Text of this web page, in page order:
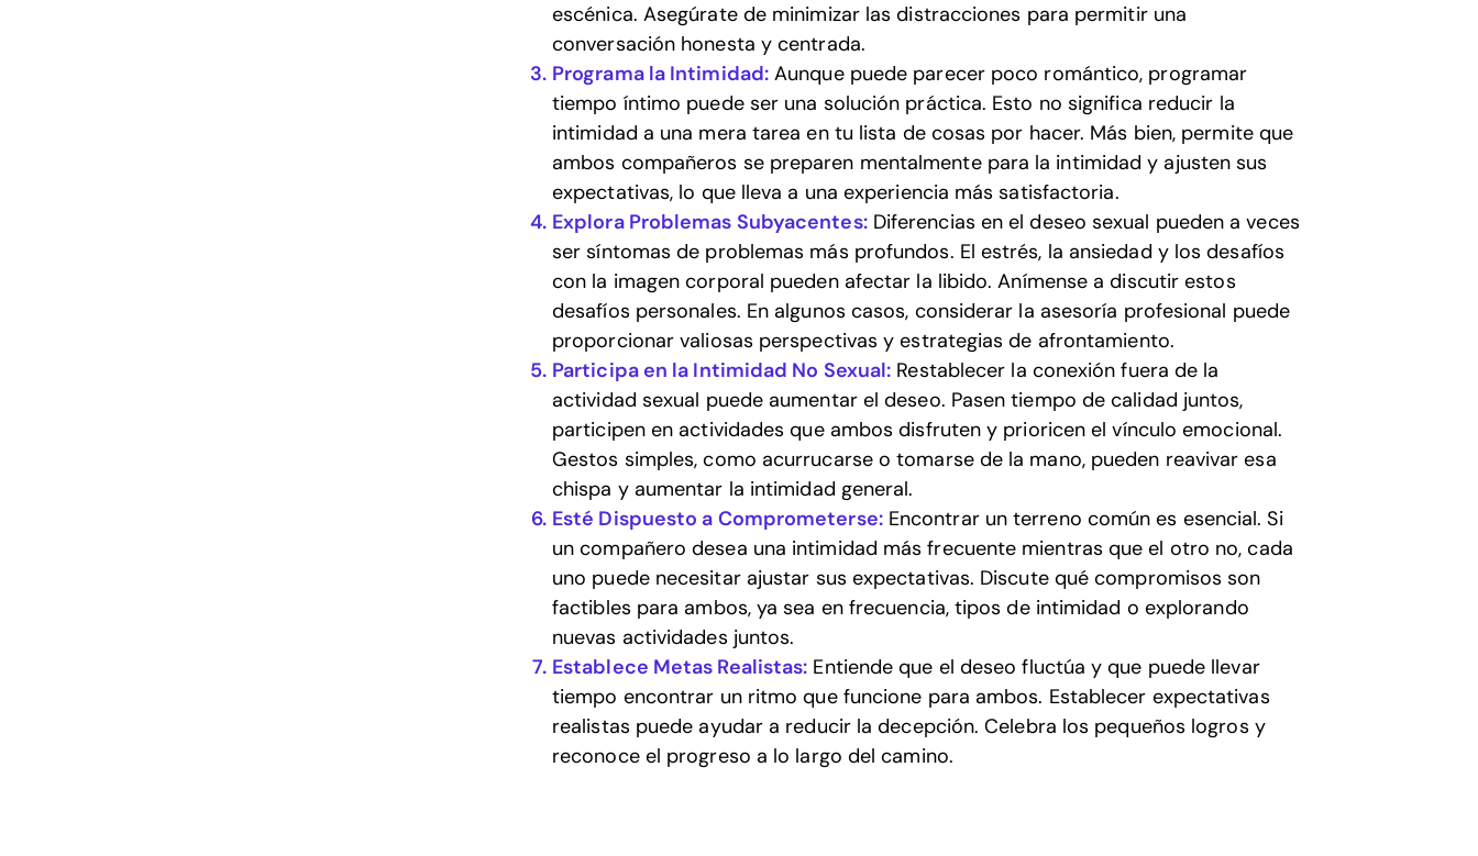
escénica. Asegúrate de minimizar las distracciones para permitir una
conversación honesta y centrada.
Programa la Intimidad:Aunque puede parecer poco romántico, programar
tiempo íntimo puede ser una solución práctica. Esto no significa reducir la
intimidad a una mera tarea en tu lista de cosas por hacer. Más bien, permite que
ambos compañeros se preparen mentalmente para la intimidad y ajusten sus
expectativas, lo que lleva a una experiencia más satisfactoria.
Explora Problemas Subyacentes:Diferencias en el deseo sexual pueden a veces
ser síntomas de problemas más profundos. El estrés, la ansiedad y los desafíos
con la imagen corporal pueden afectar la libido. Anímense a discutir estos
desafíos personales. En algunos casos, considerar la asesoría profesional puede
proporcionar valiosas perspectivas y estrategias de afrontamiento.
Participa en la Intimidad No Sexual: Restablecer la conexión fuera de la
actividad sexual puede aumentar el deseo. Pasen tiempo de calidad juntos,
participen en actividades que ambos disfruten y prioricen el vínculo emocional.
Gestos simples, como acurrucarse o tomarse de la mano, pueden reavivar esa
chispa y aumentar la intimidad general.
Esté Dispuesto a Comprometerse:Encontrar un terreno común es esencial. Si
un compañero desea una intimidad más frecuente mientras que el otro no, cada
uno puede necesitar ajustar sus expectativas. Discute qué compromisos son
factibles para ambos, ya sea en frecuencia, tipos de intimidad o explorando
nuevas actividades juntos.
Establece Metas Realistas: Entiende que el deseo fluctúa y que puede llevar
tiempo encontrar un ritmo que funcione para ambos. Establecer expectativas
realistas puede ayudar a reducir la decepción. Celebra los pequeños logros y
reconoce el progreso a lo largo del camino.